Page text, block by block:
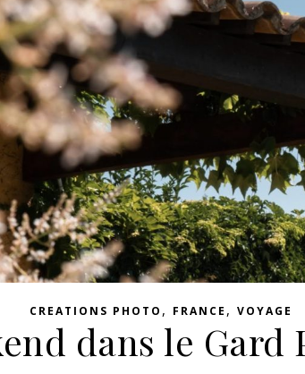
CREATIONS PHOTO , FRANCE , VOYAGE
dans le Gard